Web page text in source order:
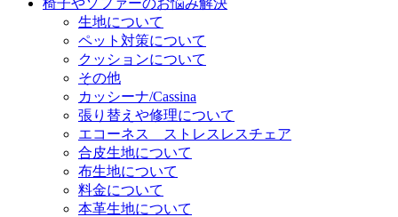
椅子やソファーのお悩み解決
生地について
ペット対策について
クッションについて
その他
カッシーナ/Cassina
張り替えや修理について
エコーネス ストレスレスチェア
合皮生地について
布生地について
料金について
本革生地について